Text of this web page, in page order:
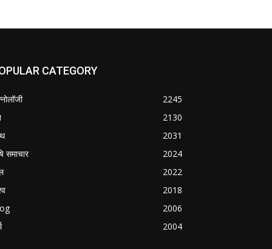
CATEGORY
2245
2130
2031
समाचार
2024
2022
2018
2006
2004